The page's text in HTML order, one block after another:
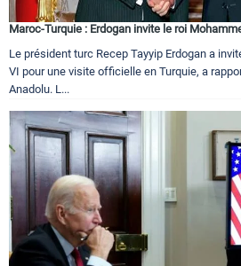
Maroc-Turquie : Erdogan invite le roi
Le président turc Recep Tayyip Erdogan a
VI pour une visite officielle en Turquie, a
Anadolu. L...